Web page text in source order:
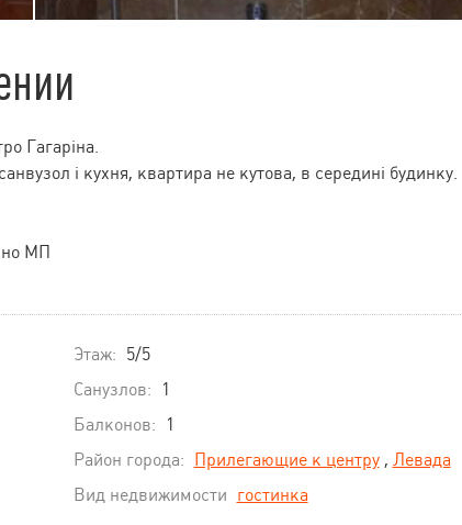
Гагаріна.
і кухня, квартира не кутова, в середині будинку.
МП
Этаж: 5/5
Санузлов:
1
Балконов:
1
Район города: Прилегающие к центру, Левада
Вид недвижимости гостинка